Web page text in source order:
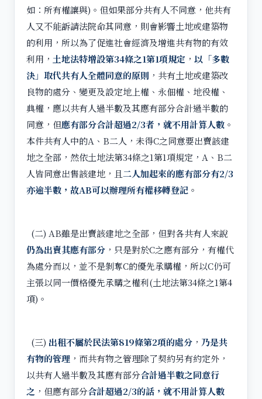
如：所有權讓與)。但如果部分共有人不同意，他共有
人又不能訴請法院命其同意，則會影響土地或建築物
的利用，所以為了促進社會經濟及增進共有物的有效
利用， 土地法特增設第34條之1第1項規定 ， 以「多數
決」取代共有人全體同意的原則 ，共有土地或建築改
良物的處分、變更及設定地上權、永佃權、地役權、
典權，應以共有人過半數及其應有部分合計過半數的
同意，但應有部分合計超過2/3者，就不用計算人數 。
本件共有人中的A、B二人，未得C之同意要出賣該建
地之全部，然依土地法第34條之1第1項規定，A、B二
人皆同意出售該建地，且二人加起來的應有部分有2/3
亦逾半數，故AB可以辦理所有權移轉登記 。
(二) AB雖是出賣該建地之全部，但對各共有人來說
仍為出賣其應有部分 ，只是對於C之應有部分，有權代
為處分而以，並不是剝奪C的優先承購權，所以C仍可
主張以同一價格優先承購之權利(土地法第34條之1第4
項)。
(三) 出租不屬於民法第819條第2項的處分 ， 乃是共
有物的管理 ，而共有物之管理除了契約另有約定外，
以共有人過半數及其應有部分合計過半數之同意行
之 ，但應有部分合計超過2/3的話，就不用計算人數